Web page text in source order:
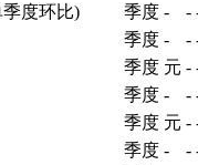
度环比)
季度 - -
季度 - -
季度 元 -
季度 - -
季度 元 -
季度 - -